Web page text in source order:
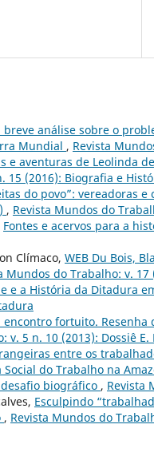
análise sobre o
Mundial , Revista
e aventuras de Leolinda
15 (2016): Biografia e
do povo”: vereadoras
, Revista Mundos do
Fontes e acervos para a
Clímaco, WEB Du Bois,
Mundos do Trabalho: v. 17
e a História da Ditadura
fortuito. Resenha
v. 5 n. 10 (2013): Dossiê E.
entre os
do Trabalho na
biográfico , Revista
Esculpindo
, Revista Mundos do